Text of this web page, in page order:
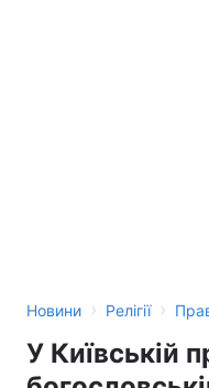
Новини › Релігії ›
У Київській